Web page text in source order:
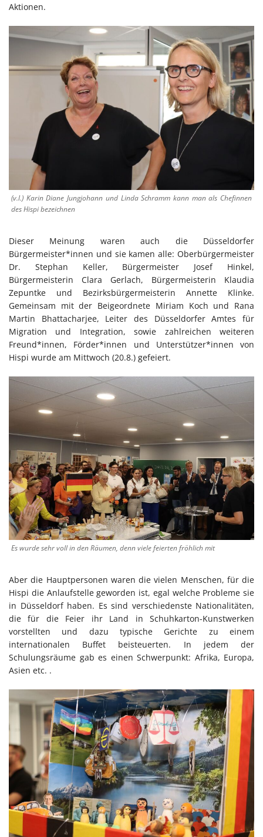
Aktionen.
(v.l.) Karin Diane Jungjohann und Linda Schramm kann man als Chefinnen
des Hispi bezeichnen
Dieser Meinung waren auch die Düsseldorfer
Bürgermeister*innen und sie kamen alle: Oberbürgermeister
Dr. Stephan Keller, Bürgermeister Josef Hinkel,
Bürgermeisterin Clara Gerlach, Bürgermeisterin Klaudia
Zepuntke und Bezirksbürgermeisterin Annette Klinke.
Gemeinsam mit der Beigeordnete Miriam Koch und Rana
Martin Bhattacharjee, Leiter des Düsseldorfer Amtes für
Migration und Integration, sowie zahlreichen weiteren
Freund*innen, Förder*innen und Unterstützer*innen von
Hispi wurde am Mittwoch (20.8.) gefeiert.
Es wurde sehr voll in den Räumen, denn viele feierten fröhlich mit
Aber die Hauptpersonen waren die vielen Menschen, für die
Hispi die Anlaufstelle geworden ist, egal welche Probleme sie
in Düsseldorf haben. Es sind verschiedenste Nationalitäten,
die für die Feier ihr Land in Schuhkarton-Kunstwerken
vorstellten und dazu typische Gerichte zu einem
internationalen Buffet beisteuerten. In jedem der
Schulungsräume gab es einen Schwerpunkt: Afrika, Europa,
Asien etc. .